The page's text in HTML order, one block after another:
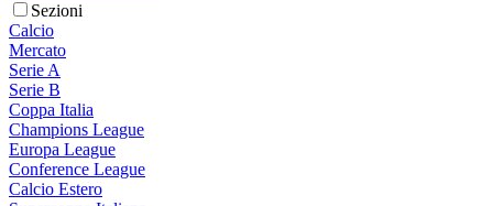
Sezioni
Calcio
Mercato
Serie A
Serie B
Coppa Italia
Champions League
Europa League
Conference League
Calcio Estero